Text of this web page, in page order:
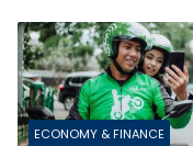
ECONOMY & FINANCE